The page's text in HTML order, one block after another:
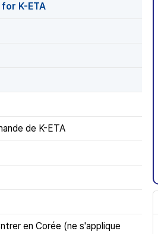
K-ETA
de K-ETA
en Corée (ne s'applique